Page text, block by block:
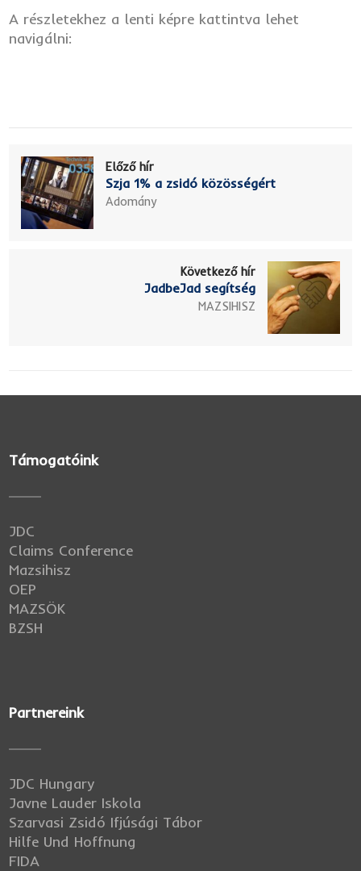
A részletekhez a lenti képre kattintva lehet
navigálni:
Előző hír
Szja 1% a zsidó közösségért
Adomány
Következő hír
JadbeJad segítség
MAZSIHISZ
Támogatóink
JDC
Claims Conference
Mazsihisz
OEP
MAZSÖK
BZSH
Partnereink
JDC Hungary
Javne Lauder Iskola
Szarvasi Zsidó Ifjúsági Tábor
Hilfe Und Hoffnung
FIDA